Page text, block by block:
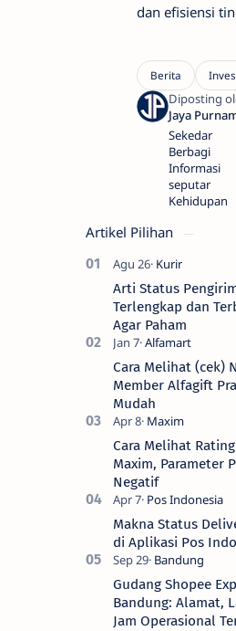
dan efisiensi
Sekedar
Berbagi
Informasi
seputar
Kehidupan
Artikel Pilihan
Arti Status
Terlengkap dan
Agar Paham
Cara Melihat (cek)
Member Alfagift
Mudah
Cara Melihat
Maxim, Parameter
Negatif
Makna Status
di Aplikasi Pos
Gudang Shopee
Bandung: Alamat,
Jam Operasional